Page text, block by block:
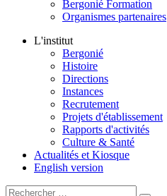
Bergonié Formation
Organismes partenaires
L'institut
Bergonié
Histoire
Directions
Instances
Recrutement
Projets d'établissement
Rapports d'activités
Culture & Santé
Actualités et Kiosque
English version
Rechercher :